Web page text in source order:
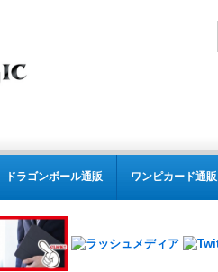
ドラゴンボール通販 ワンピカード通販